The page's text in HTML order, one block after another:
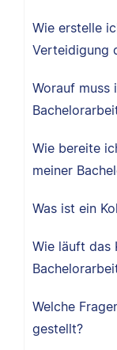
Wie erstelle
Verteidigung
Worauf muss
Wie bereite
meiner
Was ist ein
Wie läuft das
Welche
gestellt?